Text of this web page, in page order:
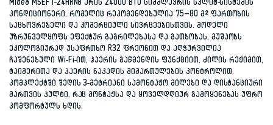
Midea MSEF1-24HRN8 არის 24000 BTU სიმძლავრის სპლიტ-სისტემის
კონდიციონერი, რომელიც რეკომენდებულია 75–80 მ² ფართობის
საცხოვრებელი და კომერციული სივრცეებისთვის. მოდელი
უზრუნველყოფს ეფექტურ გაგრილებასა და გათბობას, მუშაობს
ეკოლოგიურად უსაფრთხო R32 ფრეონით და აღჭურვილია
ჩაშენებული Wi-Fi-ით, ჰაერის გაწმენდის ფუნქციით, ძილის რეჟიმით,
ტაიმერითა და ჰაერის ნაკადის მიმართულების კონტროლით.
კომპლექტში შედის 3-მეტრიანი სამონტაჟო მილები და დისტანციური
მართვის პულტი, რაც მონტაჟსა და ყოველდღიურ გამოყენებას უფრო
კომფორტულს ხდის.